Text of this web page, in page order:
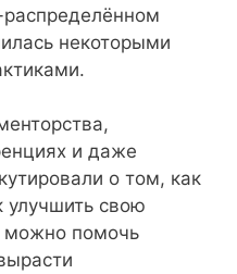
некоторыми
и даже
о том, как
улучшить свою
можно помочь